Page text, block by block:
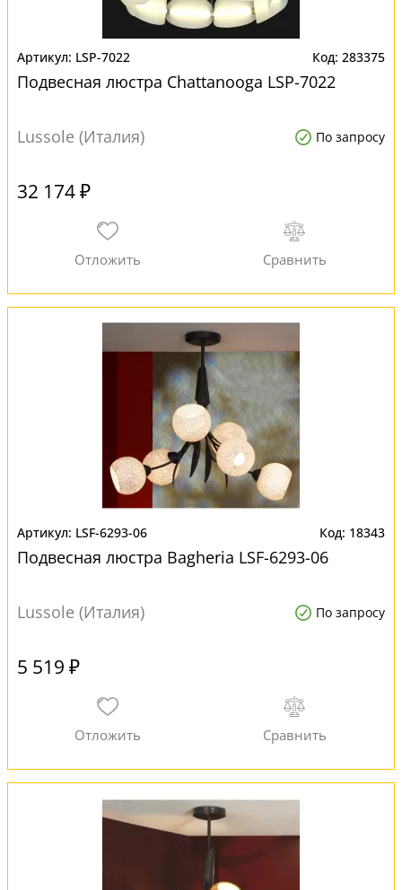
LSP-7022 283375
Подвесная люстра Chattanooga LSP-7022
Lussole (Италия) По запросу
32 174 ₽
LSF-6293-06 18343
Подвесная люстра Bagheria LSF-6293-06
Lussole (Италия) По запросу
5 519 ₽